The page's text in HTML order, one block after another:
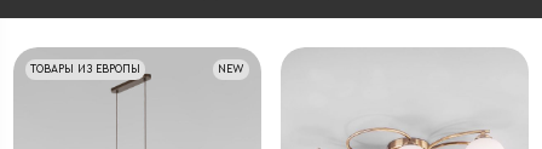
NEW
ТОВАРЫ ИЗ ЕВРОПЫ